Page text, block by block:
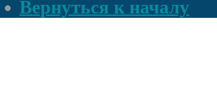
Вернуться к началу